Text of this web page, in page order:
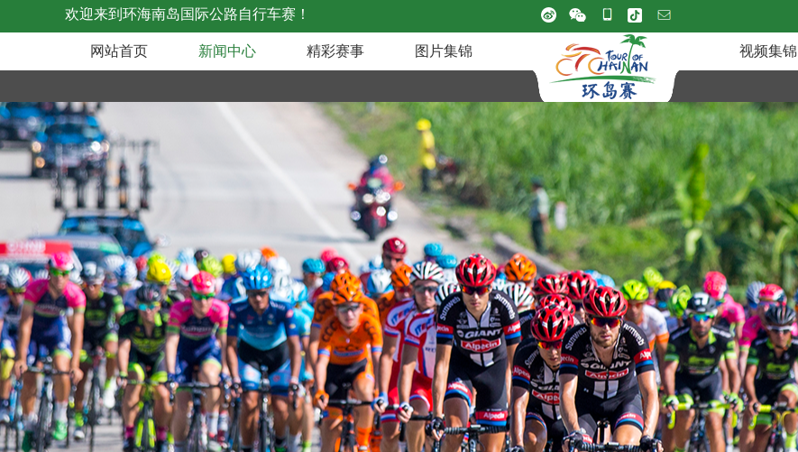
欢迎来到环海南岛国际公路自行车赛！
网站首页 新闻中心 精彩赛事 图片集锦 视频集锦